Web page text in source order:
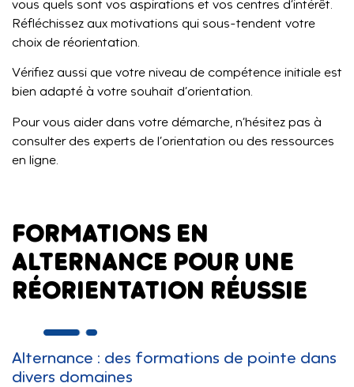
vous quels sont vos aspirations et vos centres d’intérêt.
Réfléchissez aux motivations qui sous-tendent votre
choix de réorientation.
Vérifiez aussi que votre niveau de compétence initiale est
bien adapté à votre souhait d’orientation.
Pour vous aider dans votre démarche, n’hésitez pas à
consulter des experts de l’orientation ou des ressources
en ligne.
FORMATIONS EN
ALTERNANCE POUR UNE
RÉORIENTATION RÉUSSIE
Alternance : des formations de pointe dans
divers domaines